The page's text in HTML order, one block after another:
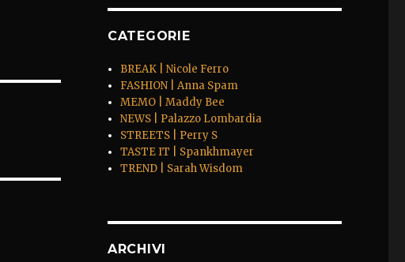
CATEGORIE
BREAK | Nicole Ferro
FASHION | Anna Spam
MEMO | Maddy Bee
NEWS | Palazzo Lombardia
STREETS | Perry S
TASTE IT | Spankhmayer
TREND | Sarah Wisdom
ARCHIVI